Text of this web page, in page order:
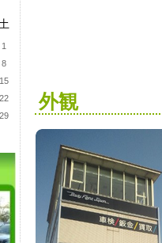
外観
土
1
8
15
22
29